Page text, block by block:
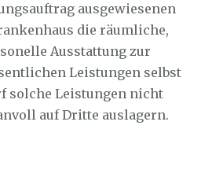
ausgewiesenen
die räumliche,
Ausstattung zur
Leistungen selbst
solche Leistungen nicht
auf Dritte auslagern.